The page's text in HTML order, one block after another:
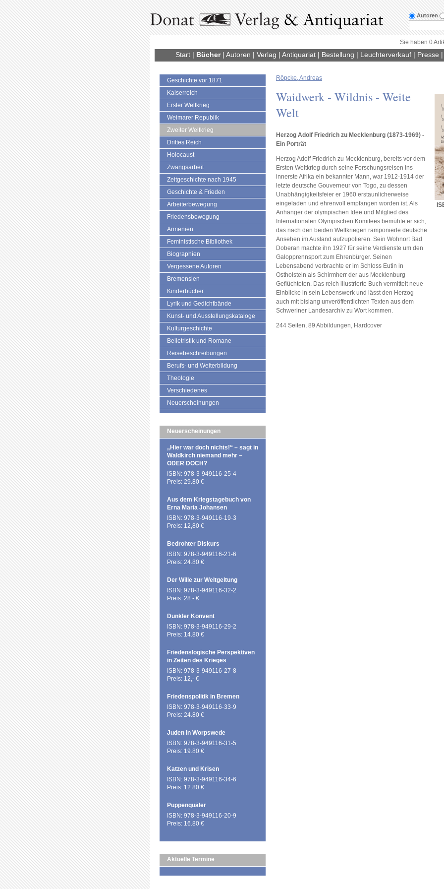
Autoren
Sie haben 0
Start| Bücher| Autoren | Verlag | Antiquariat| Bestellung | Leuchterverkauf| Presse |
Geschichte vor 1871
Kaiserreich
Erster Weltkrieg
Weimarer Republik
Zweiter Weltkrieg
Drittes Reich
Holocaust
Zwangsarbeit
Zeitgeschichte nach 1945
Geschichte & Frieden
Arbeiterbewegung
Friedensbewegung
Armenien
Feministische Bibliothek
Biographien
Vergessene Autoren
Bremensien
Kinderbücher
Lyrik und Gedichtbände
Kunst- und Ausstellungskataloge
Kulturgeschichte
Belletristik und Romane
Reisebeschreibungen
Berufs- und Weiterbildung
Theologie
Verschiedenes
Neuerscheinungen
Neuerscheinungen
„Hier war doch nichts!“ – sagt in
Waldkirch niemand mehr –
ODER DOCH?
ISBN: 978-3-949116-25-4
Preis: 29.80 €
Aus dem Kriegstagebuch von
Erna Maria Johansen
ISBN: 978-3-949116-19-3
Preis: 12,80 €
Bedrohter Diskurs
ISBN: 978-3-949116-21-6
Preis: 24.80 €
Der Wille zur Weltgeltung
ISBN: 978-3-949116-32-2
Preis: 28.- €
Dunkler Konvent
ISBN: 978-3-949116-29-2
Preis: 14.80 €
Friedenslogische Perspektiven
in Zeiten des Krieges
ISBN: 978-3-949116-27-8
Preis: 12,- €
Friedenspolitik in Bremen
ISBN: 978-3-949116-33-9
Preis: 24.80 €
Juden in Worpswede
ISBN: 978-3-949116-31-5
Preis: 19.80 €
Katzen und Krisen
ISBN: 978-3-949116-34-6
Preis: 12.80 €
Puppenquäler
ISBN: 978-3-949116-20-9
Preis: 16.80 €
Aktuelle Termine
Röpcke, Andreas
Waidwerk - Wildnis - Weite
Welt
Herzog Adolf Friedrich zu Mecklenburg (1873-1969) -
Ein Porträt
Herzog Adolf Friedrich zu Mecklenburg, bereits vor dem
Ersten Weltkrieg durch seine Forschungsreisen ins
innerste Afrika ein bekannter Mann, war 1912-1914 der
letzte deutsche Gouverneur von Togo, zu dessen
Unabhängigkeitsfeier er 1960 erstaunlicherweise
eingeladen und ehrenvoll empfangen worden ist. Als
Anhänger der olympischen Idee und Mitglied des
Internationalen Olympischen Komitees bemühte er sich,
das nach den beiden Weltkriegen ramponierte deutsche
Ansehen im Ausland aufzupolieren. Sein Wohnort Bad
Doberan machte ihn 1927 für seine Verdienste um den
Galopprennsport zum Ehrenbürger. Seinen
Lebensabend verbrachte er im Schloss Eutin in
Ostholstein als Schirmherr der aus Mecklenburg
Geflüchteten. Das reich illustrierte Buch vermittelt neue
Einblicke in sein Lebenswerk und lässt den Herzog
auch mit bislang unveröffentlichten Texten aus dem
Schweriner Landesarchiv zu Wort kommen.
244 Seiten, 89 Abbildungen, Hardcover